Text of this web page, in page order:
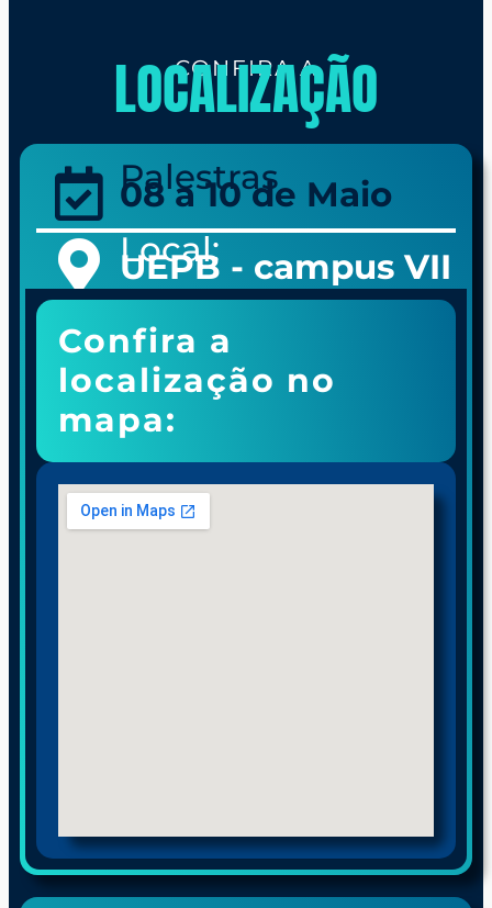
CONFIRA A
LOCALIZAÇÃO
Palestras
08 a 10 de Maio
Local:
UEPB - campus VII
Confira a
localização no
mapa: